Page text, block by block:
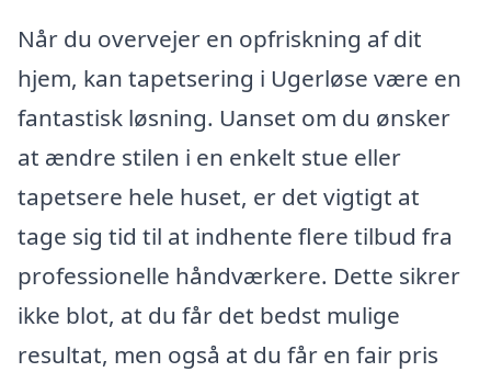
Når du overvejer en opfriskning af dit
hjem, kan tapetsering i Ugerløse være en
fantastisk løsning. Uanset om du ønsker
at ændre stilen i en enkelt stue eller
tapetsere hele huset, er det vigtigt at
tage sig tid til at indhente flere tilbud fra
professionelle håndværkere. Dette sikrer
ikke blot, at du får det bedst mulige
resultat, men også at du får en fair pris